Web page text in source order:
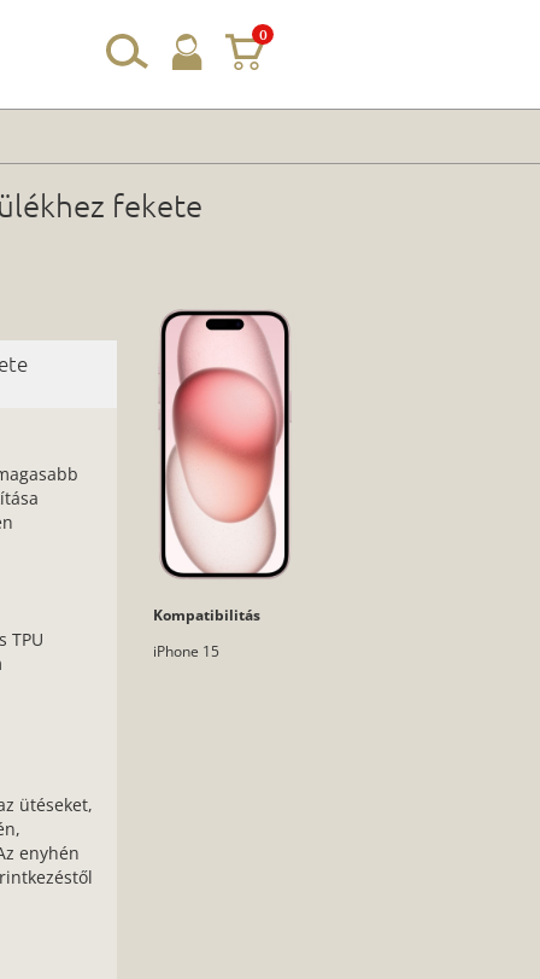
0
fekete
TPU
ütéseket,
enyhén
Kompatibilitás
iPhone 15